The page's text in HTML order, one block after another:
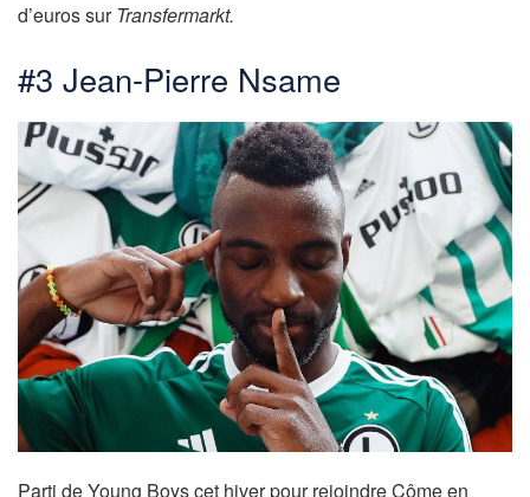
d’euros sur Transfermarkt.
#3 Jean-Pierre Nsame
Parti de Young Boys cet hiver pour rejoindre Côme en